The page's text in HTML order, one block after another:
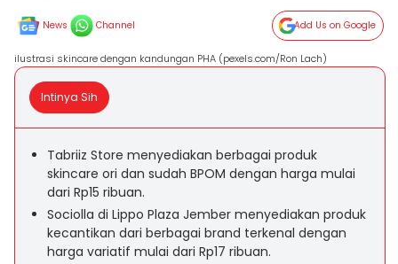
News Channel Add Us on Google
ilustrasi skincare dengan kandungan PHA (pexels.com/Ron Lach)
Intinya Sih
Tabriiz Store menyediakan berbagai produk
skincare ori dan sudah BPOM dengan harga mulai
dari Rp15 ribuan.
Sociolla di Lippo Plaza Jember menyediakan produk
kecantikan dari berbagai brand terkenal dengan
harga variatif mulai dari Rp17 ribuan.